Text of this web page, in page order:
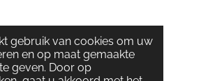
gebruik van cookies om uw
en op maat gemaakte
geven. Door op